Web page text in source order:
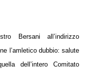
Bersani all’indirizzo
l’amletico dubbio: salute
dell’intero Comitato